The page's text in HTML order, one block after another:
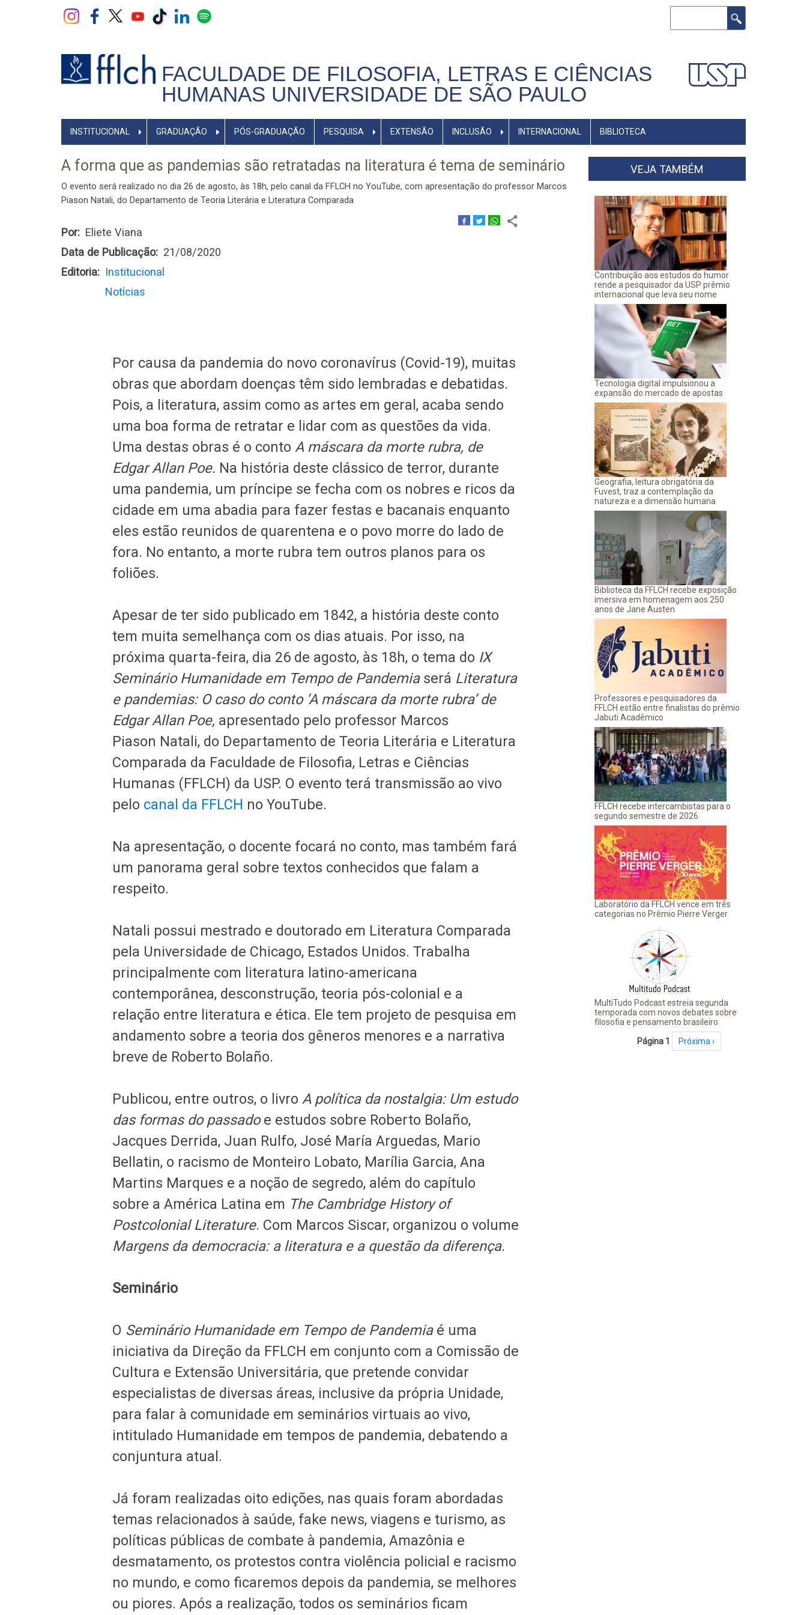
FACULDADE DE FILOSOFIA, LETRAS E CIÊNCIAS
HUMANAS UNIVERSIDADE DE SÃO PAULO
NAVEGADOR
PRINCIPAL
INSTITUCIONAL GRADUAÇÃO PÓS-GRADUAÇÃO PESQUISA EXTENSÃO INCLUSÃO INTERNACIONAL BIBLIOTECA
A forma que as pandemias são retratadas na literatura é tema de seminário
O evento será realizado no dia 26 de agosto, às 18h, pelo canal da FFLCH no YouTube, com apresentação do professor Marcos
Piason Natali, do Departamento de Teoria Literária e Literatura Comparada
Por
Eliete Viana
Data de Publicação
21/08/2020
Editoria
Institucional
Notícias
Por causa da pandemia do novo coronavírus (Covid-19), muitas
obras que abordam doenças têm sido lembradas e debatidas.
Pois, a literatura, assim como as artes em geral, acaba sendo
uma boa forma de retratar e lidar com as questões da vida.
Uma destas obras é o conto A máscara da morte rubra, de
Edgar Allan Poe. Na história deste clássico de terror, durante
uma pandemia, um príncipe se fecha com os nobres e ricos da
cidade em uma abadia para fazer festas e bacanais enquanto
eles estão reunidos de quarentena e o povo morre do lado de
fora. No entanto, a morte rubra tem outros planos para os
foliões.
Apesar de ter sido publicado em 1842, a história deste conto
tem muita semelhança com os dias atuais. Por isso, na
próxima quarta-feira, dia 26 de agosto, às 18h, o tema do IX
Seminário Humanidade em Tempo de Pandemia será Literatura
e pandemias: O caso do conto ‘A máscara da morte rubra’ de
Edgar Allan Poe, apresentado pelo professor Marcos
Piason Natali, do Departamento de Teoria Literária e Literatura
Comparada da Faculdade de Filosofia, Letras e Ciências
Humanas (FFLCH) da USP. O evento terá transmissão ao vivo
pelo canal da FFLCH no YouTube.
Na apresentação, o docente focará no conto, mas também fará
um panorama geral sobre textos conhecidos que falam a
respeito.
Natali possui mestrado e doutorado em Literatura Comparada
pela Universidade de Chicago, Estados Unidos. Trabalha
principalmente com literatura latino-americana
contemporânea, desconstrução, teoria pós-colonial e a
relação entre literatura e ética. Ele tem projeto de pesquisa em
andamento sobre a teoria dos gêneros menores e a narrativa
breve de Roberto Bolaño.
Publicou, entre outros, o livro A política da nostalgia: Um estudo
das formas do passadoe estudos sobre Roberto Bolaño,
Jacques Derrida, Juan Rulfo, José María Arguedas, Mario
Bellatin, o racismo de Monteiro Lobato, Marília Garcia, Ana
Martins Marques e a noção de segredo, além do capítulo
sobre a América Latina em The Cambridge History of
Postcolonial Literature. Com Marcos Siscar, organizou o volume
Margens da democracia: a literatura e a questão da diferença.
Seminário
O Seminário Humanidade em Tempo de Pandemia é uma
iniciativa da Direção da FFLCH em conjunto com a Comissão de
Cultura e Extensão Universitária, que pretende convidar
especialistas de diversas áreas, inclusive da própria Unidade,
para falar à comunidade em seminários virtuais ao vivo,
intitulado Humanidade em tempos de pandemia, debatendo a
conjuntura atual.
Já foram realizadas oito edições, nas quais foram abordadas
temas relacionados à saúde, fake news, viagens e turismo, as
políticas públicas de combate à pandemia, Amazônia e
desmatamento, os protestos contra violência policial e racismo
no mundo, e como ficaremos depois da pandemia, se melhores
ou piores. Após a realização, todos os seminários ficam
VEJA TAMBÉM
Contribuição aos estudos do humor
rende a pesquisador da USP prêmio
internacional que leva seu nome
Tecnologia digital impulsionou a
expansão do mercado de apostas
Geografia, leitura obrigatória da
Fuvest, traz a contemplação da
natureza e a dimensão humana
Biblioteca da FFLCH recebe exposição
imersiva em homenagem aos 250
anos de Jane Austen
Professores e pesquisadores da
FFLCH estão entre finalistas do prêmio
Jabuti Acadêmico
FFLCH recebe intercambistas para o
segundo semestre de 2026
Laboratório da FFLCH vence em três
categorias no Prêmio Pierre Verger
MultiTudo Podcast estreia segunda
temporada com novos debates sobre
filosofia e pensamento brasileiro
PaginaçãoPágina 1 Próxima página
Próxima ›